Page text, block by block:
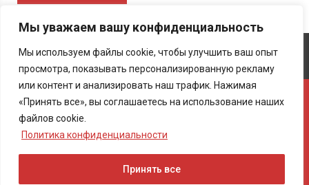
Мы уважаем вашу конфиденциальность
Мы используем файлы cookie, чтобы улучшить ваш опыт
просмотра, показывать персонализированную рекламу
или контент и анализировать наш трафик. Нажимая
«Принять все», вы соглашаетесь на использование наших
файлов cookie.
Политика конфиденциальности
Принять все
Перепечатка материалов cетевого издания «BESTofNEWS (Лучшие
новости и статьи)», использование их в любой форме, в том числе и в
электронных СМИ, возможно только при наличии активной ссылки,
открытой к индексации поисковыми сервисами, на использованные
новости или на главную страницу.
Настоящий ресурс может содержать материалы 18+
Независимое издание «Лучшие новости и статьи». Все права